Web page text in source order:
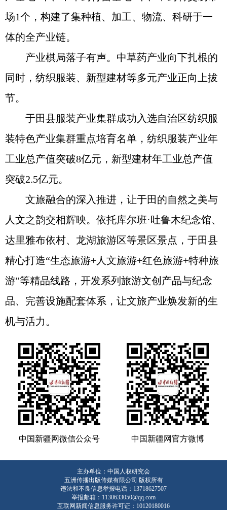
场1个，构建了集种植、加工、物流、科研于一
体的全产业链。
产业棋局落子有声。中草药产业向下扎根的
同时，纺织服装、新型建材等多元产业正向上拔
节。
于田县服装产业集群成功入选自治区纺织服
装特色产业集群重点培育名单，纺织服装产业年
工业总产值突破8亿元，新型建材年工业总产值
突破2.5亿元。
文旅融合的深入推进，让于田的自然之美与
人文之韵交相辉映。依托库尔班·吐鲁木纪念馆、
达里雅布依村、龙湖旅游区等景区景点，于田县
精心打造“生态旅游+人文旅游+红色旅游+特种旅
游”等精品线路，开发系列旅游文创产品与纪念
品、完善设施配套体系，让文旅产业焕发新的生
机与活力。
中国新疆网微信公众号 中国新疆网官方微博
主办单位：中国人权研究会
五洲传播出版传媒有限公司 版权所有
违法和不良信息举报电话：13718627507
举报邮箱：1130633050@qq.com
互联网新闻信息服务许可证：10120180016